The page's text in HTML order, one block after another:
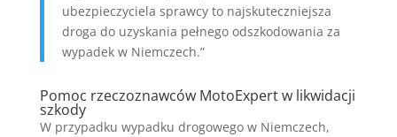
ubezpieczyciela sprawcy to najskuteczniejsza
droga do uzyskania pełnego odszkodowania za
wypadek w Niemczech.”
Pomoc rzeczoznawców MotoExpert w likwidacji
szkody
W przypadku wypadku drogowego w Niemczech,